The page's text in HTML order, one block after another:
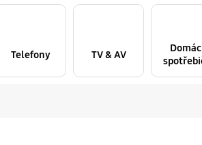
Telefony TV & AV